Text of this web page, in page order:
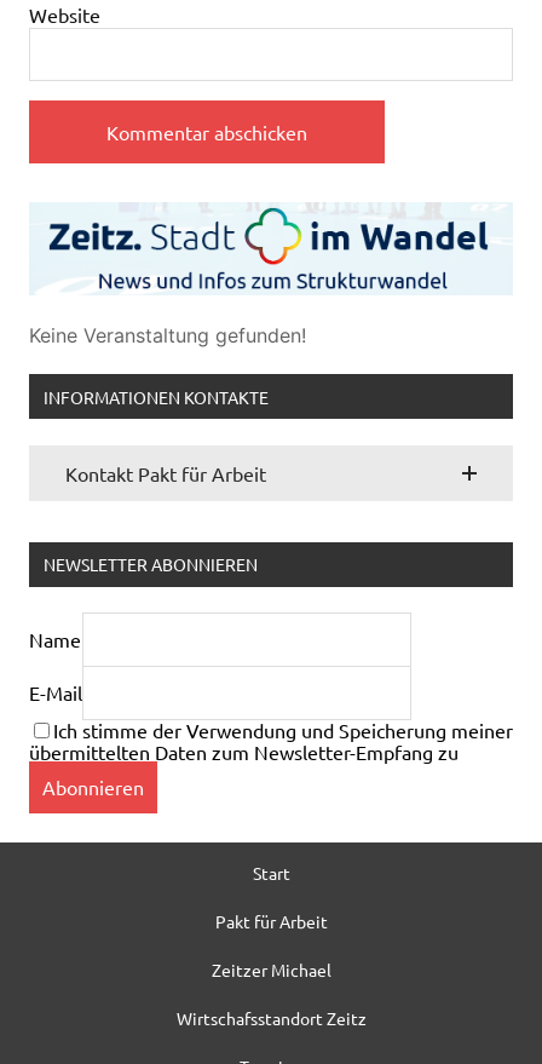
Website
Keine Veranstaltung gefunden!
INFORMATIONEN KONTAKTE
Kontakt Pakt für Arbeit
NEWSLETTER ABONNIEREN
Name
E-Mail
Ich stimme der Verwendung und Speicherung meiner
übermittelten Daten zum Newsletter-Empfang zu
Start
Pakt für Arbeit
Zeitzer Michael
Wirtschafsstandort Zeitz